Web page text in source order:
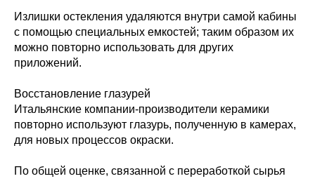
Излишки остекления удаляются внутри самой кабины
с помощью специальных емкостей; таким образом их
можно повторно использовать для других
приложений.
Восстановление глазурей
Итальянские компании-производители керамики
повторно используют глазурь, полученную в камерах,
для новых процессов окраски.
По общей оценке, связанной с переработкой сырья